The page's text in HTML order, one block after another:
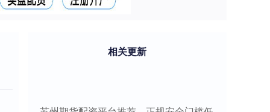
相关更新